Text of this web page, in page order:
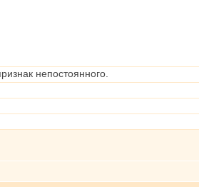
непостоянного.